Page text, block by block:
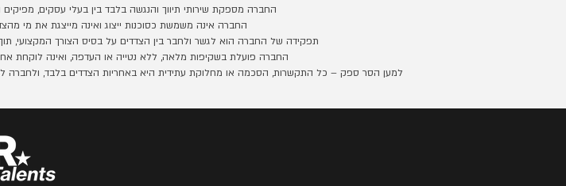
החברה מספקת שירותי תיווך והנגשה בלבד בין בעלי עסקים, מפיקים
החברה אינה משמשת כסוכנות ייצוג ואינה מייצגת את מי
תפקידה של החברה הוא לגשר ולחבר בין הצדדים על בסיס הצורך המקצועי,
החברה פועלת בשקיפות מלאה, ללא נטייה או העדפה, ואינה לוקחת
למען הסר ספק – כל התקשרות, הסכמה או מחלוקת עתידית היא באחריות הצדדים בלבד, ולחברה